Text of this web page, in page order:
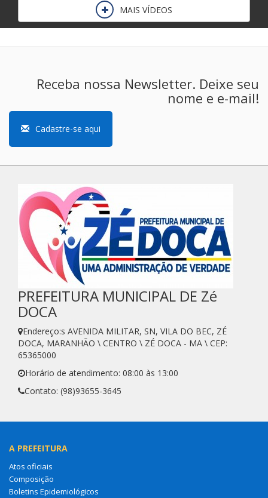
MAIS VÍDEOS
Receba nossa Newsletter. Deixe seu
nome e e-mail!
Cadastre-se aqui
PREFEITURA MUNICIPAL DE Zé
DOCA
Endereço:s AVENIDA MILITAR, SN, VILA DO BEC, ZÉ
DOCA, MARANHÃO \ CENTRO \ ZÉ DOCA - MA \ CEP:
65365000
Horário de atendimento: 08:00 às 13:00
Contato: (98)93655-3645
A PREFEITURA
Atos oficiais
Composição
Boletins Epidemiológicos